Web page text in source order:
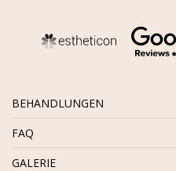
BEHANDLUNGEN
FAQ
GALERIE